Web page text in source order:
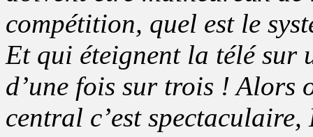
compétition, quel est le
Et qui éteignent la télé sur
d’une fois sur trois ! Alors
central c’est